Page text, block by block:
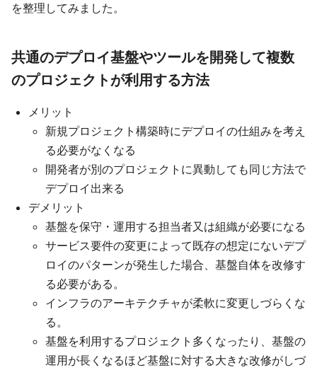
を整理してみました。
共通のデプロイ基盤やツールを開発して複数
のプロジェクトが利用する方法
メリット
新規プロジェクト構築時にデプロイの仕組みを考え
る必要がなくなる
開発者が別のプロジェクトに異動しても同じ方法で
デプロイ出来る
デメリット
基盤を保守・運用する担当者又は組織が必要になる
サービス要件の変更によって既存の想定にないデプ
ロイのパターンが発生した場合、基盤自体を改修す
る必要がある。
インフラのアーキテクチャが柔軟に変更しづらくな
る。
基盤を利用するプロジェクト多くなったり、基盤の
運用が長くなるほど基盤に対する大きな改修がしづ